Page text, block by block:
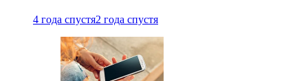
4 года спустя2 года спустя